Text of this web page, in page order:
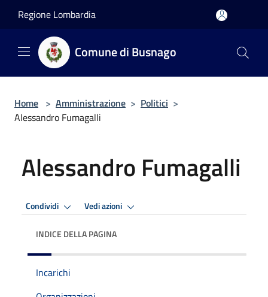
Regione Lombardia
Comune di Busnago
Home > Amministrazione > Politici >
Alessandro Fumagalli
Alessandro Fumagalli
Condividi Vedi azioni
INDICE DELLA PAGINA
Incarichi